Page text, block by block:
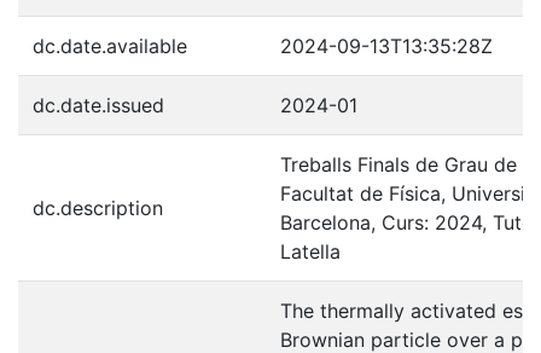
dc.date.available 2024-09-13T13:35:28Z
dc.date.issued 2024-01
dc.description
Treballs Finals de Grau de
Facultat de Física,
Barcelona, Curs: 2024,
Latella
The thermally activated
Brownian particle over a